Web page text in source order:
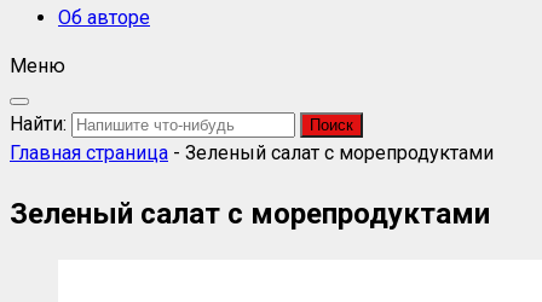
Об авторе
Меню
Найти:
Главная страница - Зеленый салат с морепродуктами
Зеленый салат с морепродуктами